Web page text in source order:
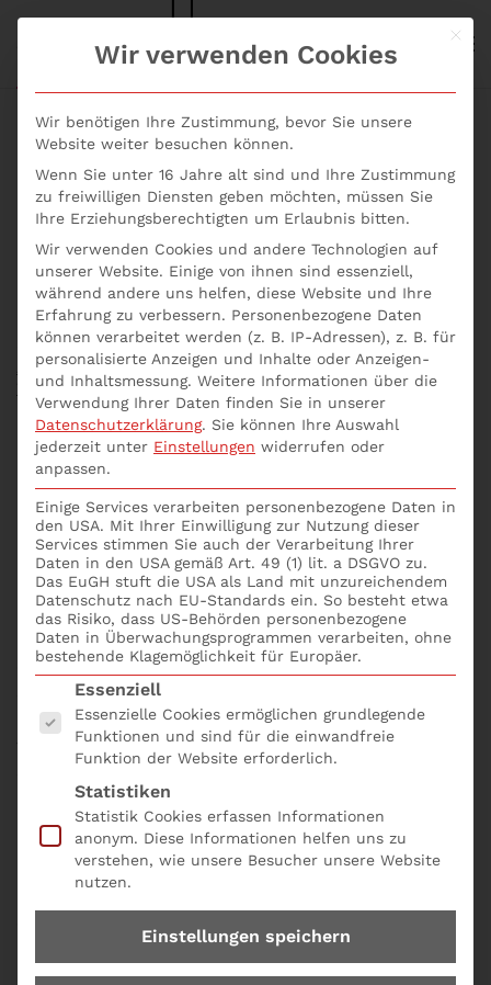
Skip to main content
S+P NEWS
Was versteht man
unter dem All-hands
Meeting?
Geschrieben vonp537752am 29. Mai 2021 . Veröffentlicht in
Allgemein,Seminare Aktuell,Unternehmensberatung online
Was versteht man unter dem All-hands Meeting?.
Bei diesem Meeting kommen alle Mitarbeiter und die
Geschäftsführung eines Unternehmens zusammen,
um alle wichtigen Unternehmensangelegenheiten wie
Management, Updates, Pläne und Visionen zu
präsentieren. Dieses Treffen wird oft regelmäßig
abgehalten, um eine große Gruppe von Personen
über wichtige Ereignisse und Meilensteine auf dem
Laufenden zu halten. Wie ein All-Hands Meeting
erfolgreich umgesetzt wird, wird auch in dem
SeminarNew Work: Führen in VUCA Zeiten
behandelt. Die Teilnehmer erlernen folgende
fachlichen Skills: Das Seminar behandelt folgende
Change Management in der VUCA-World
Führen im Home Office
Agile Kompetenzen für Führungskräfte
Produkt-Nr. E 19 online buchen; bequem und einfach
mit demSeminarformular online.
Mit
Wir verwenden Cookies
Wir benötigen Ihre Zustimmung, bevor Sie unsere
Website weiter besuchen können.
Wenn Sie unter 16 Jahre alt sind und Ihre Zustimmung
zu freiwilligen Diensten geben möchten, müssen Sie
Ihre Erziehungsberechtigten um Erlaubnis bitten.
Wir verwenden Cookies und andere Technologien auf
unserer Website. Einige von ihnen sind essenziell,
während andere uns helfen, diese Website und Ihre
Erfahrung zu verbessern. Personenbezogene Daten
können verarbeitet werden (z. B. IP-Adressen), z. B. für
personalisierte Anzeigen und Inhalte oder Anzeigen-
und Inhaltsmessung. Weitere Informationen über die
Verwendung Ihrer Daten finden Sie in unserer
Datenschutzerklärung. Sie können Ihre Auswahl
jederzeit unter Einstellungen widerrufen oder
anpassen.
Einige Services verarbeiten personenbezogene Daten in
den USA. Mit Ihrer Einwilligung zur Nutzung dieser
Services stimmen Sie auch der Verarbeitung Ihrer
Daten in den USA gemäß Art. 49 (1) lit. a DSGVO zu.
Das EuGH stuft die USA als Land mit unzureichendem
Datenschutz nach EU-Standards ein. So besteht etwa
das Risiko, dass US-Behörden personenbezogene
Daten in Überwachungsprogrammen verarbeiten, ohne
bestehende Klagemöglichkeit für Europäer.
Es folgt eine Liste der Service-Gruppen, für die
Essenziell
Essenzielle Cookies ermöglichen grundlegende
Funktionen und sind für die einwandfreie
Funktion der Website erforderlich.
Statistiken
Statistik Cookies erfassen Informationen
anonym. Diese Informationen helfen uns zu
verstehen, wie unsere Besucher unsere Website
nutzen.
Einstellungen speichern